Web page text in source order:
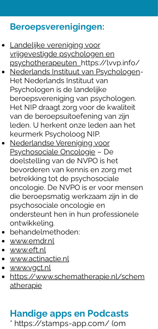
Beroepsverenigingen:
Landelijke vereniging voor
vrijgevestigde psychologen en
psychotherapeuten https://lvvp.info/
Nederlands Instituut van Psychologen-
Het Nederlands Instituut van
Psychologen is de landelijke
beroepsvereniging van psychologen.
Het NIP draagt zorg voor de kwaliteit
van de beroepsuitoefening van zijn
leden. U herkent onze leden aan het
keurmerk Psycholoog NIP.
Nederlandse Vereniging voor
Psychosociale Oncologie – De
doelstelling van de NVPO is het
bevorderen van kennis en zorg met
betrekking tot de psychosociale
oncologie. De NVPO is er voor mensen
die beroepsmatig werkzaam zijn in de
psychosociale oncologie en
ondersteunt hen in hun professionele
ontwikkeling.
behandelmethoden:
www.emdr.nl
www.eft.nl
www.actinactie.nl
www.vgct.nl
https://www.schematherapie.nl/schem
atherapie
Handige apps en Podcasts
* https://stamps-app.com/ (om